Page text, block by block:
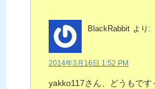
BlackRabbit より:
2014年3月16日 1:52 PM
yakko117さん、どうもです